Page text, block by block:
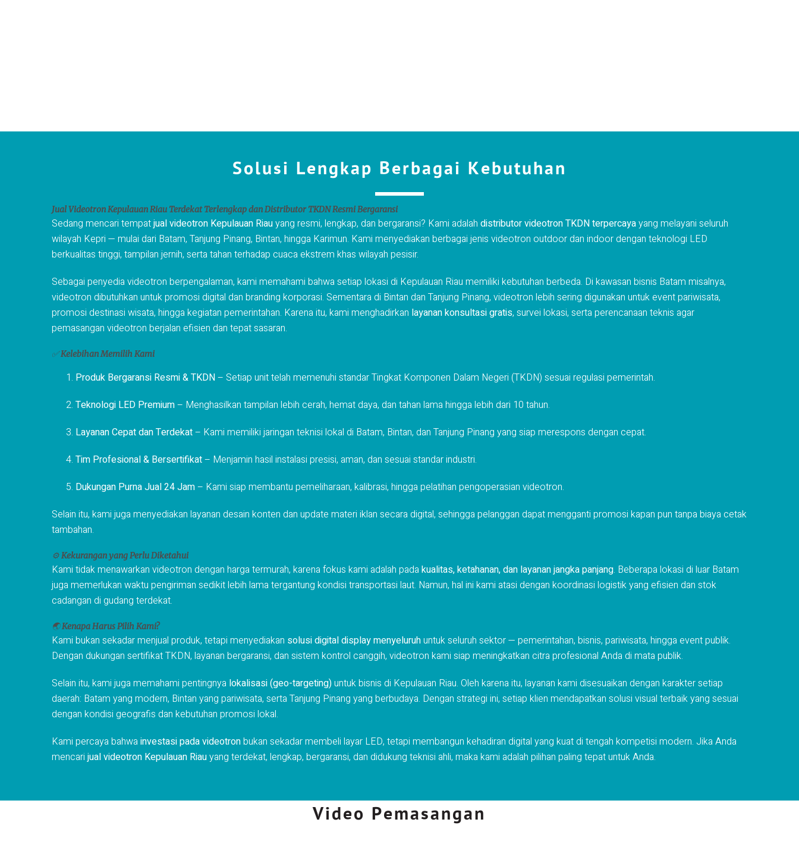
Solusi Lengkap Berbagai Kebutuhan
Jual Videotron Kepulauan Riau Terdekat Terlengkap dan Distributor TKDN Resmi Bergaransi
Sedang mencari tempatjual videotron Kepulauan Riauyang resmi, lengkap, dan bergaransi? Kami adalah distributor videotron TKDN terpercayayang melayani seluruh
wilayah Kepri — mulai dari Batam, Tanjung Pinang, Bintan, hingga Karimun. Kami menyediakan berbagai jenis videotron outdoor dan indoor dengan teknologi LED
berkualitas tinggi, tampilan jernih, serta tahan terhadap cuaca ekstrem khas wilayah pesisir.
Sebagai penyedia videotron berpengalaman, kami memahami bahwa setiap lokasi di Kepulauan Riau memiliki kebutuhan berbeda. Di kawasan bisnis Batam misalnya,
videotron dibutuhkan untuk promosi digital dan branding korporasi. Sementara di Bintan dan Tanjung Pinang, videotron lebih sering digunakan untuk event pariwisata,
promosi destinasi wisata, hingga kegiatan pemerintahan. Karena itu, kami menghadirkan layanan konsultasi gratis, survei lokasi, serta perencanaan teknis agar
pemasangan videotron berjalan efisien dan tepat sasaran.
✅Kelebihan Memilih Kami
Produk Bergaransi Resmi & TKDN– Setiap unit telah memenuhi standar Tingkat Komponen Dalam Negeri (TKDN) sesuai regulasi pemerintah.
Teknologi LED Premium– Menghasilkan tampilan lebih cerah, hemat daya, dan tahan lama hingga lebih dari 10 tahun.
Layanan Cepat dan Terdekat– Kami memiliki jaringan teknisi lokal di Batam, Bintan, dan Tanjung Pinang yang siap merespons dengan cepat.
Tim Profesional & Bersertifikat– Menjamin hasil instalasi presisi, aman, dan sesuai standar industri.
Dukungan Purna Jual 24 Jam– Kami siap membantu pemeliharaan, kalibrasi, hingga pelatihan pengoperasian videotron.
Selain itu, kami juga menyediakan layanan desain konten dan update materi iklan secara digital, sehingga pelanggan dapat mengganti promosi kapan pun tanpa biaya cetak
tambahan.
⚙️Kekurangan yang Perlu Diketahui
Kami tidak menawarkan videotron dengan harga termurah, karena fokus kami adalah padakualitas, ketahanan, dan layanan jangka panjang. Beberapa lokasi di luar Batam
juga memerlukan waktu pengiriman sedikit lebih lama tergantung kondisi transportasi laut. Namun, hal ini kami atasi dengan koordinasi logistik yang efisien dan stok
cadangan di gudang terdekat.
🌏Kenapa Harus Pilih Kami?
Kami bukan sekadar menjual produk, tetapi menyediakan solusi digital display menyeluruhuntuk seluruh sektor — pemerintahan, bisnis, pariwisata, hingga event publik.
Dengan dukungan sertifikat TKDN, layanan bergaransi, dan sistem kontrol canggih, videotron kami siap meningkatkan citra profesional Anda di mata publik.
Selain itu, kami juga memahami pentingnya lokalisasi (geo-targeting)untuk bisnis di Kepulauan Riau. Oleh karena itu, layanan kami disesuaikan dengan karakter setiap
daerah: Batam yang modern, Bintan yang pariwisata, serta Tanjung Pinang yang berbudaya. Dengan strategi ini, setiap klien mendapatkan solusi visual terbaik yang sesuai
dengan kondisi geografis dan kebutuhan promosi lokal.
Kami percaya bahwainvestasi pada videotronbukan sekadar membeli layar LED, tetapi membangun kehadiran digital yang kuat di tengah kompetisi modern. Jika Anda
mencarijual videotron Kepulauan Riauyang terdekat, lengkap, bergaransi, dan didukung teknisi ahli, maka kami adalah pilihan paling tepat untuk Anda.
Video Pemasangan